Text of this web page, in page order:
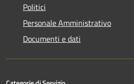
Politici
Personale Amministrativo
Documenti e dati